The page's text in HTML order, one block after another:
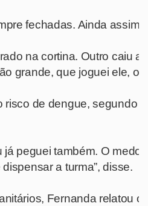
fechadas. Ainda
na cortina. Outro caiu
grande, que joguei ele, o
risco de dengue, segundo
já peguei também. O
a turma”, disse.
Fernanda relatou